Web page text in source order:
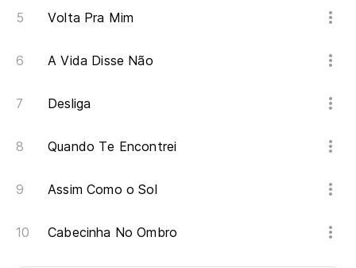
Volta Pra Mim
A Vida Disse Não
Desliga
Quando Te Encontrei
Assim Como o Sol
Cabecinha No Ombro